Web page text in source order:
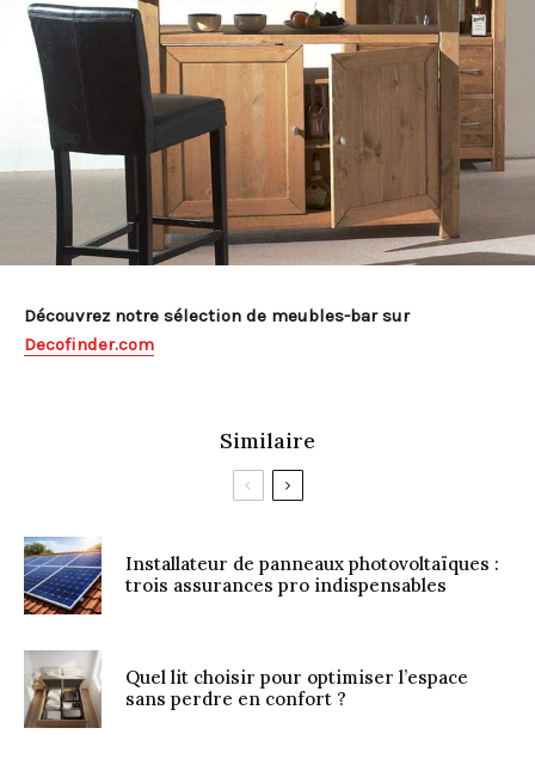
Découvrez notre sélection de meubles-bar sur
Decofinder.com
Similaire
Installateur de panneaux photovoltaïques :
trois assurances pro indispensables
Quel lit choisir pour optimiser l’espace
sans perdre en confort ?